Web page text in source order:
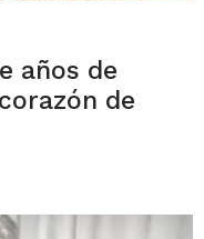
años de
de